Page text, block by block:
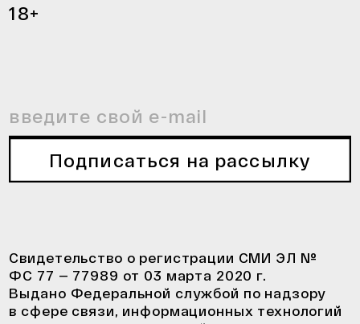
18+
Свидетельство о регистрации СМИ ЭЛ №
ФС 77 — 77989 от 03 марта 2020 г.
Выдано Федеральной службой по надзору
в сфере связи, информационных технологий
Подписаться на рассылку